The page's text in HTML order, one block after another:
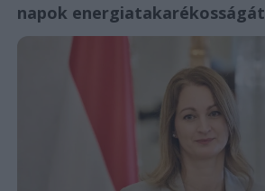
napok energiatakarékosságát